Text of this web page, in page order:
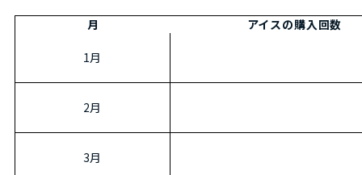
月 アイスの購入回数
1月
2月
3月